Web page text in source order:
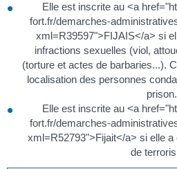
Elle est inscrite au <a
fort.fr/demarches-
xml=R39597">FIJAIS</a> si
infractions sexuelles (viol,
(torture et actes de barbaries...).
localisation des personnes
prison.
Elle est inscrite au <a
fort.fr/demarches-
xml=R52793">Fijait</a> si elle
de